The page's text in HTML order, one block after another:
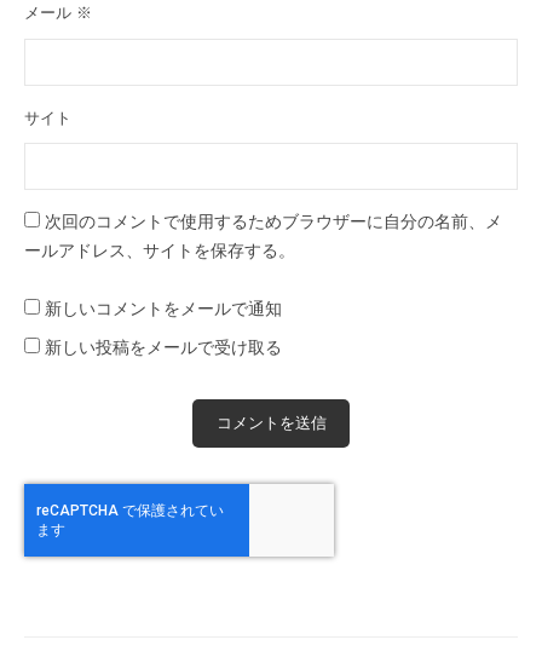
メール ※
サイト
次回のコメントで使用するためブラウザーに自分の名前、メ
ールアドレス、サイトを保存する。
新しいコメントをメールで通知
新しい投稿をメールで受け取る